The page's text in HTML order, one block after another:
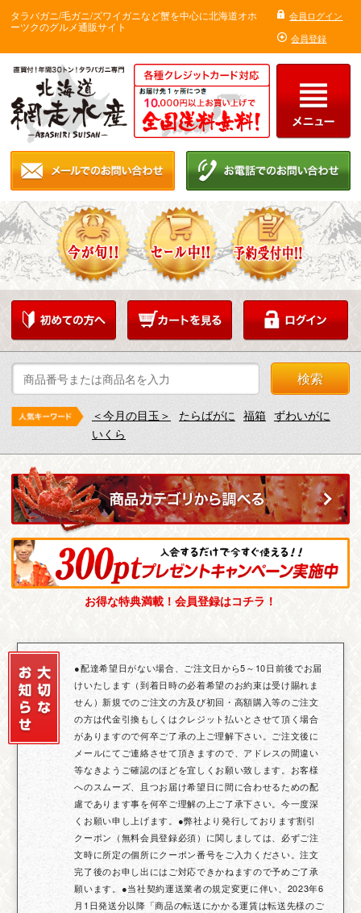
タラバガニ/毛ガニ/ズワイガニなど蟹を中心に北海道オホ
ーツクのグルメ通販サイト
会員ログイン
会員登録
検索
＜今月の目玉＞ たらばがに 福箱 ずわいがに
いくら
お得な特典満載！会員登録はコチラ！
●配達希望日がない場合、ご注文日から5～10日前後でお届
けいたします（到着日時の必着希望のお約束は受け賜れま
せん）新規でのご注文の方及び初回・高額購入等のご注文
の方は代金引換もしくはクレジット払いとさせて頂く場合
がありますので何卒ご了承の上ご理解下さい。ご注文後に
メールにてご連絡させて頂きますので、アドレスの間違い
等なきようご確認のほどを宜しくお願い致します。お客様
へのスムーズ、且つお届け希望日に間に合わせるための配
慮であります事を何卒ご理解の上ご了承下さい。今一度深
くお願い申し上げます。●弊社より発行しております割引
クーポン（無料会員登録必須）に関しましては、必ずご注
文時に所定の個所にクーポン番号をご入力ください。注文
完了後のお申し出にはご対応できかねますので予めご了承
願います。●当社契約運送業者の規定変更に伴い、2023年6
月1日発送分以降「商品の転送にかかる運賃は転送先様のご